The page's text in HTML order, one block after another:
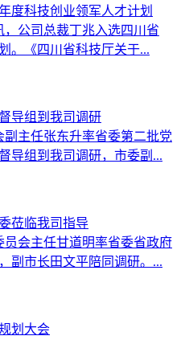
度科技创业领军人才计划
，公司总裁丁兆入选四川省
。《四川省科技厅关于...
导组到我司调研
副主任张东升率省委第二批党
导组到我司调研，市委副...
莅临我司指导
员会主任甘道明率省委省政府
副市长田文平陪同调研。...
划大会